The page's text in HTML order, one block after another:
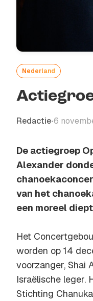
Nederland
Redactie•6
De actiegroep
Alexander
van het
een moreel
Het
worden op 14
voorzanger, Shai
Israëlische leger.
Stichting